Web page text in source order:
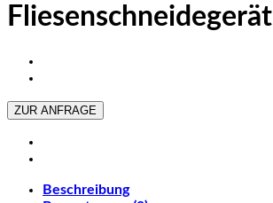
Fliesenschneidegerät
ZUR ANFRAGE
Beschreibung